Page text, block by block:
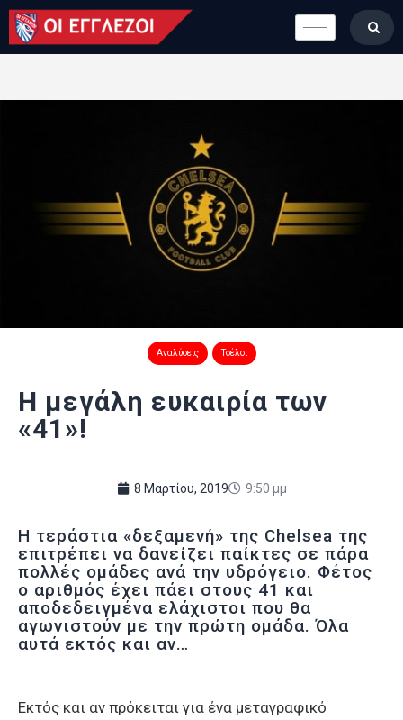
LONDON CALLING
ΚΑΤΗΓΟΡΙΕΣ
ΠΟΙΟΙ ΕΙΜΑΣΤΕ
Αναλύσεις Τσέλσι
Η μεγάλη ευκαιρία των
«41»!
8 Μαρτίου, 2019 9:50 μμ
Η τεράστια «δεξαμενή» της Chelsea της
επιτρέπει να δανείζει παίκτες σε πάρα
πολλές ομάδες ανά την υδρόγειο. Φέτος
ο αριθμός έχει πάει στους 41 και
αποδεδειγμένα ελάχιστοι που θα
αγωνιστούν με την πρώτη ομάδα. Όλα
αυτά εκτός και αν…
Εκτός και αν πρόκειται για ένα μεταγραφικό